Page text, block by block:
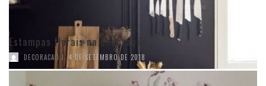
Estampas florais na decoração
DECORACAO I 4 DE SETEMBRO DE 2018